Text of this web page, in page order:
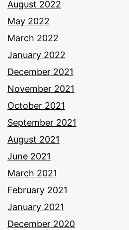
August 2022
May 2022
March 2022
January 2022
December 2021
November 2021
October 2021
September 2021
August 2021
June 2021
March 2021
February 2021
January 2021
December 2020